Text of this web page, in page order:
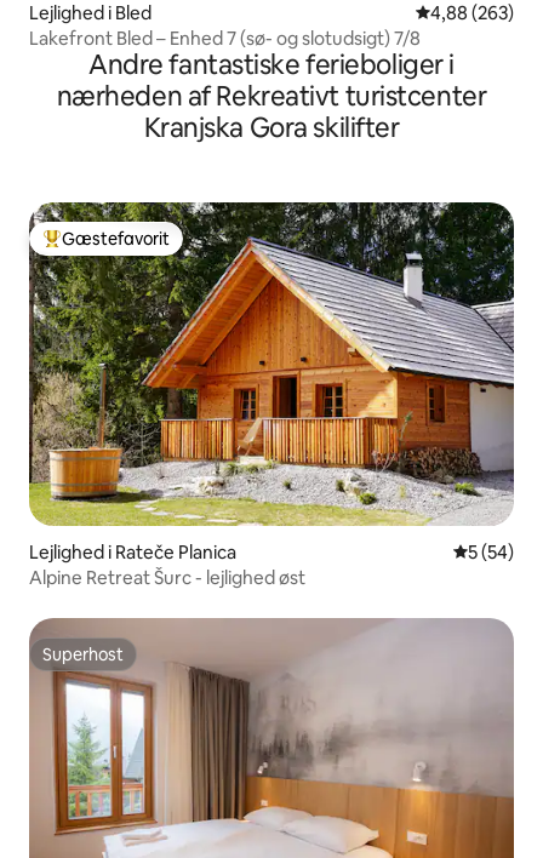
Lejlighed i Bled 4,88 ud af 5 i
4,88 (263)
Lakefront Bled – Enhed 7 (sø- og slotudsigt) 7/8
Andre fantastiske ferieboliger i
nærheden af Rekreativt turistcenter
Kranjska Gora skilifter
Bedste gæstefavorit
Gæstefavorit
Lejlighed i Rateče Planica 5 ud af 5 i
5 (54)
Alpine Retreat Šurc - lejlighed øst
Superhost
Superhost